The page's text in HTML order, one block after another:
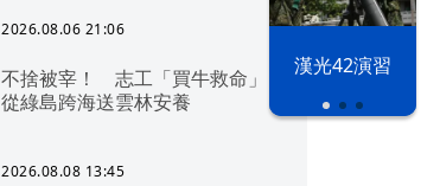
漢光42演習
2026.08.06 21:06
不捨被宰！ 志工「買牛救命」
從綠島跨海送雲林安養
2026.08.08 13:45